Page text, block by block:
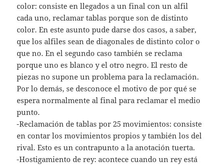
color: consiste en llegados a un final con un alfil
cada uno, reclamar tablas porque son de distinto
color. En este asunto pude darse dos casos, a saber,
que los alfiles sean de diagonales de distinto color o
que no. En el segundo caso también se reclama
porque uno es blanco y el otro negro. El resto de
piezas no supone un problema para la reclamación.
Por lo demás, se desconoce el motivo de por qué se
espera normalmente al final para reclamar el medio
punto.
-Reclamación de tablas por 25 movimientos: consiste
en contar los movimientos propios y también los del
rival. Esto es un contrapunto a la anotación tuerta.
-Hostigamiento de rey: acontece cuando un rey está